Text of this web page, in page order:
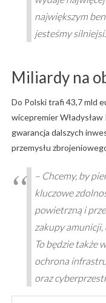
największym
jesteśmy silniejsi.
Miliardy na
Do Polski trafi 43,7 mld
wicepremier
gwarancja dalszych
przemysłu
– Chcemy, by
kluczowe
powietrzną i
zakupy
To będzie także
ochrona
oraz